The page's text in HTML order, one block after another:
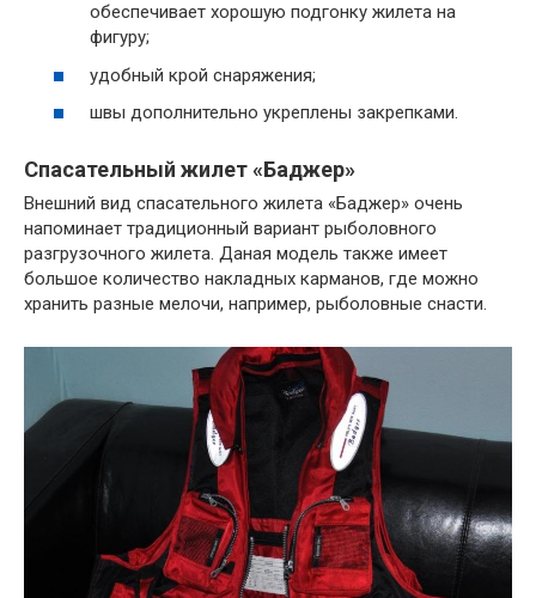
обеспечивает хорошую подгонку жилета на
фигуру;
удобный крой снаряжения;
швы дополнительно укреплены закрепками.
Спасательный жилет «Баджер»
Внешний вид спасательного жилета «Баджер» очень
напоминает традиционный вариант рыболовного
разгрузочного жилета. Даная модель также имеет
большое количество накладных карманов, где можно
хранить разные мелочи, например, рыболовные снасти.